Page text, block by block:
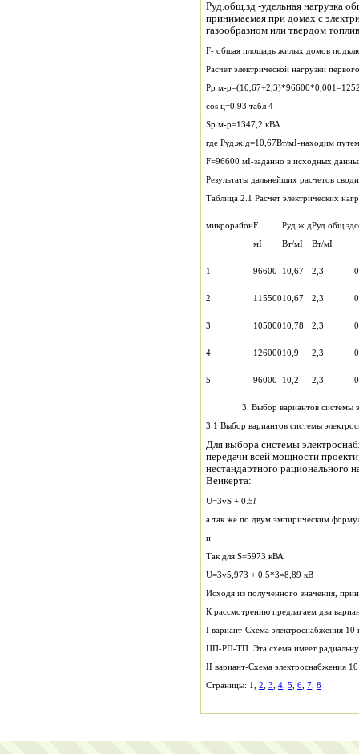
Руд.общ.зд -удельная нагрузка общественных зданий микрорайонного значения,
принимаемая при домах с
газообразном или твердом
Расчет электрической нагрузки
Рр м-
cos ц=0.93 табл 4
Sр.м-р=1347,2 кВА
где Руд.ж.д=10,67Вт/мІ-находим
F=96600 мІ-заданно в исходных
Результаты дальнейших расчетов
Таблица 2.1 Расчет электрических
микрорайонF
мІ
Руд.ж.д
Вт/мІ
Руд.общ.зд
Вт/мІ
1 96600 10,67 2,3
2 11550010,67 2,3
3 10500010,78 2,3
4 12600010,9 2,3
5 96000 10,2 2,3
3. Выбор вариантов системы
3.1 Выбор вариантов системы
Для выбора системы
передачи всей мощности
нестандартного рационального
Веикерта:
U=3vS + 0.5l
а так же по двум эмпирическим
и
Так для S=5973 кВА
U=3v5,973 + 0.5*3=8,89 кВ
Исходя из полученного значения,
К рассмотрению предлагаем два
I вариант-Схема электроснабжения
ЦП-РП-ТП. Эта схема имеет
II вариант-Схема
Страницы: 1, 2 3 4 5 6 7 8